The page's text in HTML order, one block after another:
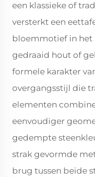
een klassieke of
versterkt een
bloemmotief in het
gedraaid hout of
formele karakter
overgangsstijl die
elementen
eenvoudiger
gedempte
strak gevormde
brug tussen beide